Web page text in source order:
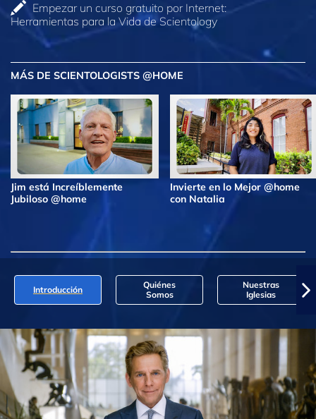
Empezar un curso gratuito por Internet:
Herramientas para la Vida de Scientology
MÁS DE SCIENTOLOGISTS @HOME
Jim está Increíblemente
Jubiloso @home
Invierte en lo Mejor @home
con Natalia
Introducción
Quiénes
Somos
Nuestras
Iglesias